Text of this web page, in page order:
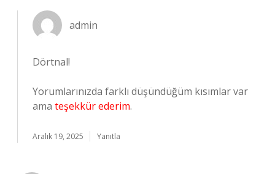
admin
Dörtnal!
Yorumlarınızda farklı düşündüğüm kısımlar var
ama teşekkür ederim.
Aralık 19, 2025 Yanıtla